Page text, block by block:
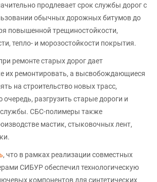
продлевает срок службы дорог с
обычных дорожных битумов до
повышенной трещиностойкости,
тепло- и морозостойкости покрытия.
ремонте старых дорог дает
их ремонтировать, а высвобождающиеся
на строительство новых трасс,
разгрузить старые дороги и
службы. СБС-полимеры также
мастик, стыковочных лент,
, что в рамках реализации совместных
СИБУР обеспечил технологическую
компонентов для синтетических